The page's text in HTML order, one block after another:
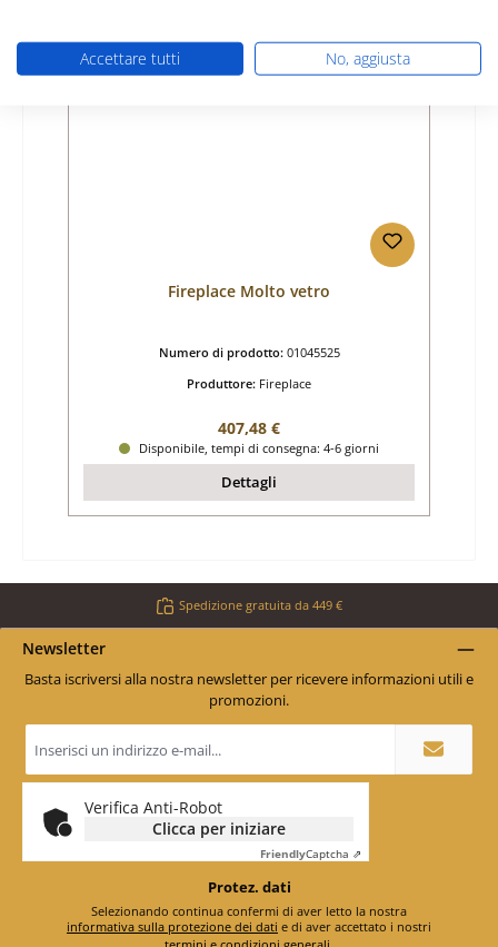
Solo 10 disponibili
Fireplace Molto vetro
Numero di prodotto: 01045525
Produttore: Fireplace
Prezzo normale:
407,48 €
Disponibile, tempi di consegna: 4-6 giorni
Dettagli
Spedizione gratuita da 449 €
Newsletter
Basta iscriversi alla nostra newsletter per ricevere informazioni utili e
promozioni.
e-
mail
*
Verifica Anti-Robot
Clicca per iniziare
FriendlyCaptcha ⇗
Protez. dati
informativa sulla protezione dei dati
Accettare tutti No, aggiusta